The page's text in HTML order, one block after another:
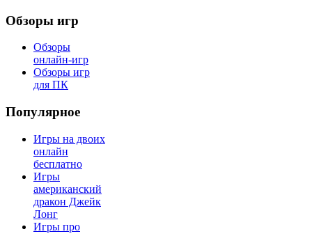
Обзоры игр
Обзоры
онлайн-игр
Обзоры игр
для ПК
Популярное
Игры на двоих
онлайн
бесплатно
Игры
американский
дракон Джейк
Лонг
Игры про